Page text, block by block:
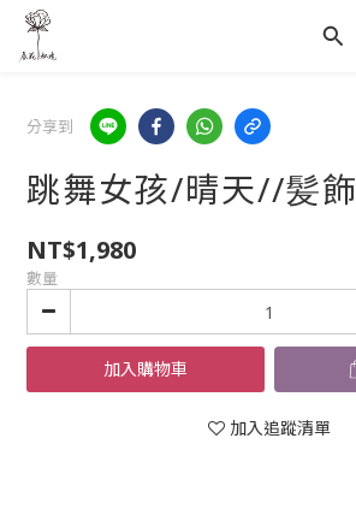
分享到
跳舞女孩/晴天//髪飾
NT$1,980
數量
加入購物車
加入追蹤清單